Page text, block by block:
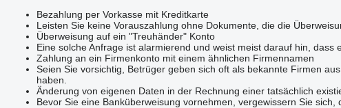
Bezahlung per Vorkasse mit Kreditkarte
Leisten Sie keine Vorauszahlung ohne Dokumente, die die
Überweisung auf ein "Treuhänder" Konto
Eine solche Anfrage ist alarmierend und weist meist darauf hin, dass
Zahlung an ein Firmenkonto mit einem ähnlichen Firmennamen
Seien Sie vorsichtig, Betrüger geben sich oft als bekannte Firmen
haben.
Änderung von eigenen Daten in der Rechnung einer tatsächlich
Bevor Sie eine Banküberweisung vornehmen, vergewissern Sie